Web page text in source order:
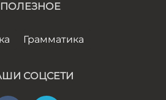
ПОЛЕЗНОЕ
Грамматика
СОЦСЕТИ